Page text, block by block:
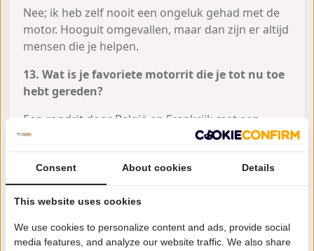
Nee; ik heb zelf nooit een ongeluk gehad met de
motor. Hooguit omgevallen, maar dan zijn er altijd
mensen die je helpen.
13. Wat is je favoriete motorrit die je tot nu toe
hebt gereden?
Een rondrit door België en Frankrijk met een
tentje.
14. Heb je wel eens solo langeafstandsritten
gemaakt en zo ja, welke?
Nee, eigenlijk niet. Ik rij wel vaak alleen maar nooit
hele lange ritten, ik heb wel ideeën erover. Zo
dacht ik om naar Noorwegen te gaan langs de
Consent About cookies Details
This website uses cookies
We use cookies to personalize content and ads, provide social
media features, and analyze our website traffic. We also share